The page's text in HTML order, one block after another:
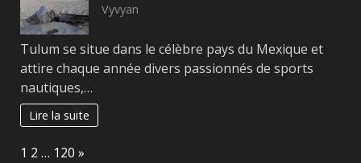
Vyvyan
Tulum se situe dans le célèbre pays du Mexique et
attire chaque année divers passionnés de sports
nautiques,…
Lire la suite
Page:
1 2 … 120 Next
»